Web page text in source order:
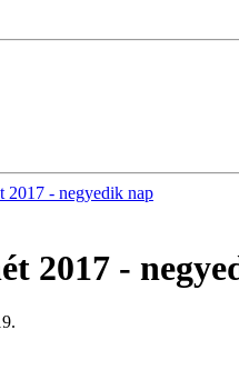
2017 - negyedik nap
2017 -